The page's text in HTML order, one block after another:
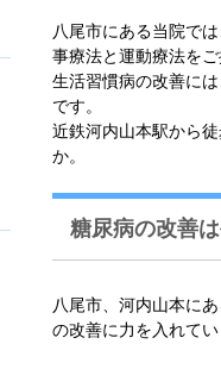
八尾市にある当院で
事療法と運動療法をご
生活習慣病の改善に
です。
近鉄河内山本駅から
か。
糖尿病の改善
八尾市、河内山本に
の改善に力を入れてい